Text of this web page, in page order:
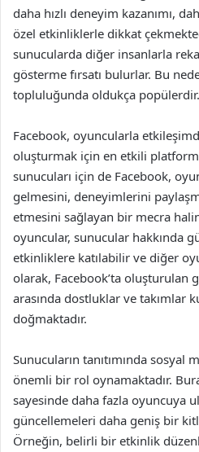
daha hızlı deneyim kazanımı,
özel etkinliklerle dikkat
sunucularda diğer insanlarla
gösterme fırsatı bulurlar. Bu
topluluğunda oldukça popülerdir.
Facebook, oyuncularla
oluşturmak için en etkili
sunucuları için de Facebook,
gelmesini, deneyimlerini
etmesini sağlayan bir mecra
oyuncular, sunucular hakkında
etkinliklere katılabilir ve diğer
olarak, Facebook’ta oluşturulan
arasında dostluklar ve takımlar
doğmaktadır.
Sunucuların tanıtımında sosyal
önemli bir rol oynamaktadır.
sayesinde daha fazla oyuncuya
güncellemeleri daha geniş bir
Örneğin, belirli bir etkinlik